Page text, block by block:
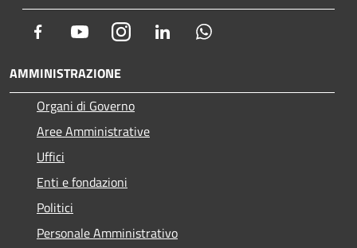
Facebook YoutubeInstagram LinkedIn
AMMINISTRAZIONE
Organi di Governo
Aree Amministrative
Uffici
Enti e fondazioni
Politici
Personale Amministrativo